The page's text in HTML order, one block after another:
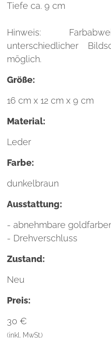
Tiefe ca. 9 cm
Hinweis:
unterschiedlicher
möglich.
Größe:
16 cm x 12 cm x 9 cm
Material:
Leder
Farbe:
dunkelbraun
Ausstattung:
- abnehmbare
- Drehverschluss
Zustand:
Neu
Preis:
30 €
(inkl. MwSt.)